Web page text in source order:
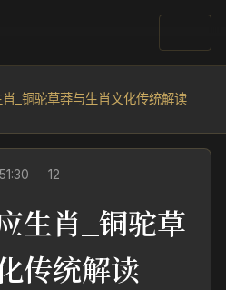
_铜驼草莽与生肖文化传统解读
12
生肖_铜驼草
传统解读